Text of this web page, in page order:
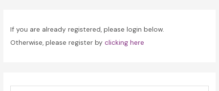
If you are already registered, please login below.
Otherwise, please register byclicking here